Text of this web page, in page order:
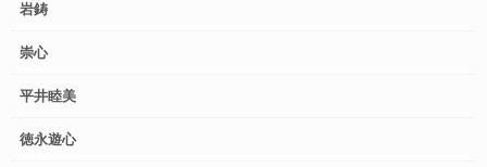
岩鋳
崇心
平井睦美
徳永遊心